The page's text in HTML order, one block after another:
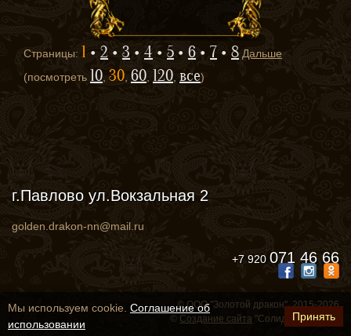
Страницы: 1 2 3 4 5 6 7 8 Дальше
(посмотреть 10 30 60 120 все)
г.Павлово ул.Вокзальная 2
golden.drakon-nn@mail.ru
+7 920 071 46 66
© ООО "Золотой дракон", 2015-2026
© Создание сайта "СолидСайт", 2015
Мы используем cookie. Соглашение об
использовании
Принять